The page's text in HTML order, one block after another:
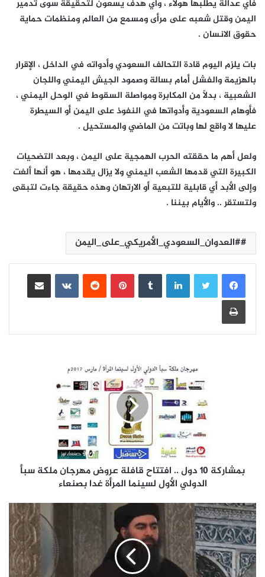
فأي عدالة يطلبها هولاء ، وأي هدف يسعون لتحقيقة سوى تدمير
اليمن وقتل شعبه على مرأى ومسمع من العالم ومنظمات حماية
حقوق الانسان .
بات يلزم اليوم قادة التحالف السعودي وأدواته في الداخل ، الإقرار
بالهزيمة والفشل أمام بسالة وصمود الجيش اليمني واللجان
الشعبية ، بدلاً من المكابرة ومواصلة السقوط في الوحل اليمني ،
فأوهام السعودية وأدواتها في النفوذ على اليمن أو السيطرة
عليها لا واقع لها وباتت من الماضي والمستحيل .
ولعل أهم ما حققته الحرب الهمجية على اليمن ، وبعد التضحيات
الكبيرة التي قدمها الشعب اليمني ولا يزال يقدمها ، هو أنها ألغت
وإلى الأبد أي قابلية للتبعية أو الارتهان وهذه حقيقة جاءت لتبقى
ولتستقر .. والأيام بيننا .
#العدوان_السعودي_الأمريكي_على_اليمن
لينكدإن بينتيريست
مشاركة عبر البريد
طباعة
بمشاركة 10 دول .. افتتاح قافلة عروض مهرجان ملكة سبأ
الدولي الأول لسينما المرأة غدا بصنعاء